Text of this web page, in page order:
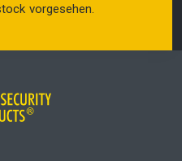
vorgesehen.